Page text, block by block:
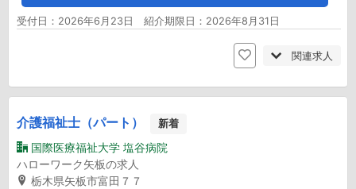
受付日：2026年6月23日 紹介期限日：2026年8月31日
関連求人
介護福祉士（パート） 新着
国際医療福祉大学 塩谷病院
ハローワーク矢板の求人
栃木県矢板市富田７７